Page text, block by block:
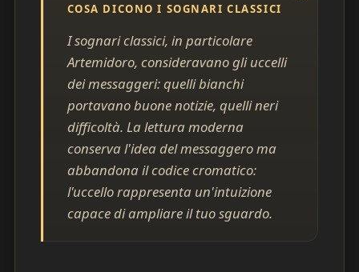
COSA DICONO I SOGNARI CLASSICI
I sognari classici, in particolare
Artemidoro, consideravano gli uccelli
dei messaggeri: quelli bianchi
portavano buone notizie, quelli neri
difficoltà. La lettura moderna
conserva l'idea del messaggero ma
abbandona il codice cromatico:
l'uccello rappresenta un'intuizione
capace di ampliare il tuo sguardo.